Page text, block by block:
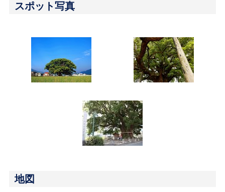
スポット写真
地図